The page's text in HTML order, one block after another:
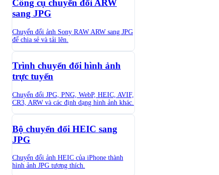
Công cụ chuyển đổi ARW
sang JPG
Chuyển đổi ảnh Sony RAW ARW sang JPG
để chia sẻ và tải lên.
Trình chuyển đổi hình ảnh
trực tuyến
Chuyển đổi JPG, PNG, WebP, HEIC, AVIF,
CR3, ARW và các định dạng hình ảnh khác.
Bộ chuyển đổi HEIC sang
JPG
Chuyển đổi ảnh HEIC của iPhone thành
hình ảnh JPG tương thích.